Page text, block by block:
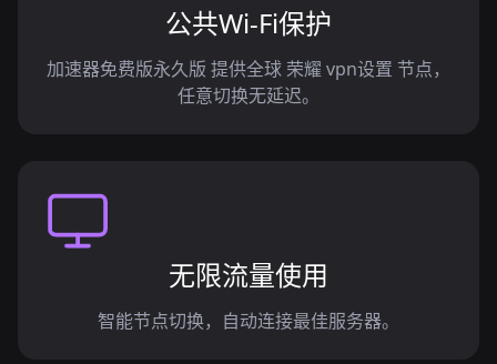
公共Wi-Fi保护
加速器免费版永久版 提供全球 荣耀 vpn设置 节点，
任意切换无延迟。
无限流量使用
智能节点切换，自动连接最佳服务器。